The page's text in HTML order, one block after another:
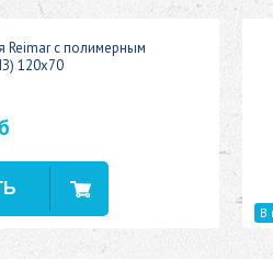
Reimar с полимерным
120x70
В